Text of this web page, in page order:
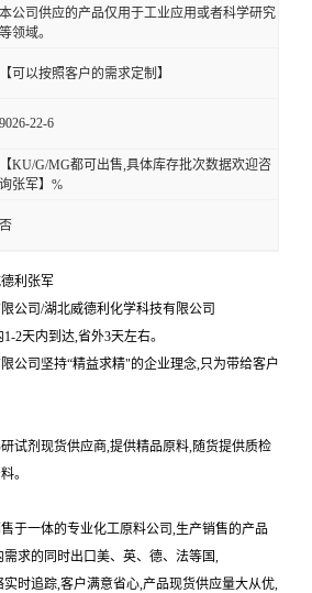
本公司供应的产品仅用于工业应用或者科学研究
等领域。
【可以按照客户的需求定制】
9026-22-6
【KU/G/MG都可出售,具体库存批次数据欢迎咨
询张军】%
否
利张军
公司/湖北威德利化学科技有限公司
2天内到达,省外3天左右。
公司坚持“精益求精"的企业理念,只为带给客户
试剂现货供应商,提供精品原料,随货提供质检
。
于一体的专业化工原料公司,生产销售的产品
求的同时出口美、英、德、法等国,
时追踪,客户满意省心,产品现货供应量大从优,